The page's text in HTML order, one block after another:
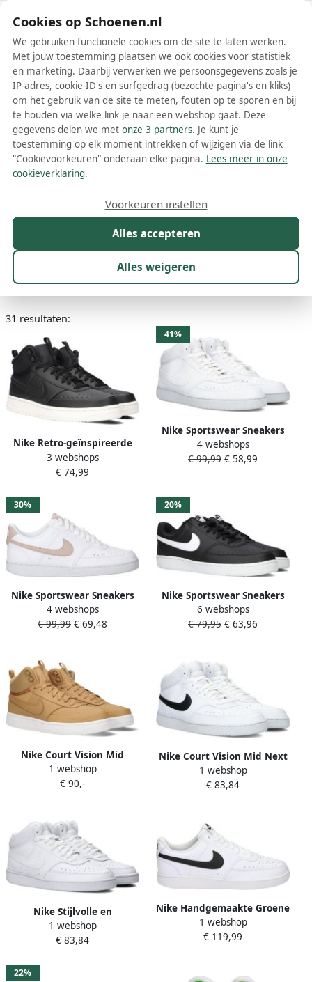
Schoenen.nl
Wis filters Alle filters
Nike Court Vision schoenen
Als je op zoek bent naar een veelzijdige en stijlvolle schoen die
perfect past bij jouw sportieve levensstijl, dan zijn de Nike Court
het erfgoed van basketbal en biedt een geweldige mix van stijl,
comfort en functionaliteit. Deze sneakers zijn perfect voor zowel op
als buiten het veld en zijn een uitstekende keuze voor iedereen die
graag een schoen wil die zowel modieus als functioneel is.
Laarzen Nette schoenen
Maat Merk 1 Model 1 Kleur Prijs
31 resultaten:
Nike Retro-geïnspireerde
Sneaker met Metalen
Details Black Heren
3 webshops
€ 74,99
41%
Nike Sportswear Sneakers
COURT VISION MID NEXT
NATURE geïnspireerd op
4 webshops
€ 99,99 € 58,99
30%
Nike Sportswear Sneakers
COURT VISION LOW NEXT
NATURE Design in de
4 webshops
€ 99,99 € 69,48
20%
Nike Sportswear Sneakers
COURT VISION LOW NEXT
NATURE geïnspireerd door
6 webshops
€ 79,95 € 63,96
Nike Court Vision Mid
Winter Sneakers Mannen
Beige Wit
1 webshop
€ 90,-
Nike Court Vision Mid Next
Nature Sneakers White
Heren
1 webshop
€ 83,84
Nike Stijlvolle en
Comfortabele Court Vision
Mid Sneakers Wit Dames
1 webshop
€ 83,84
Nike Handgemaakte Groene
Court Vision Sneakers
Groen Heren
1 webshop
€ 119,99
22%
Cookies op Schoenen.nl
We gebruiken functionele cookies om de site te laten werken.
Met jouw toestemming plaatsen we ook cookies voor statistiek
en marketing. Daarbij verwerken we persoonsgegevens zoals je
IP-adres, cookie-ID's en surfgedrag (bezochte pagina's en kliks)
om het gebruik van de site te meten, fouten op te sporen en bij
te houden via welke link je naar een webshop gaat. Deze
gegevens delen we met onze 3 partners. Je kunt je
toestemming op elk moment intrekken of wijzigen via de link
"Cookievoorkeuren" onderaan elke pagina. Lees meer in onze
cookieverklaring.
Alles accepteren
Alles weigeren
Voorkeuren instellen